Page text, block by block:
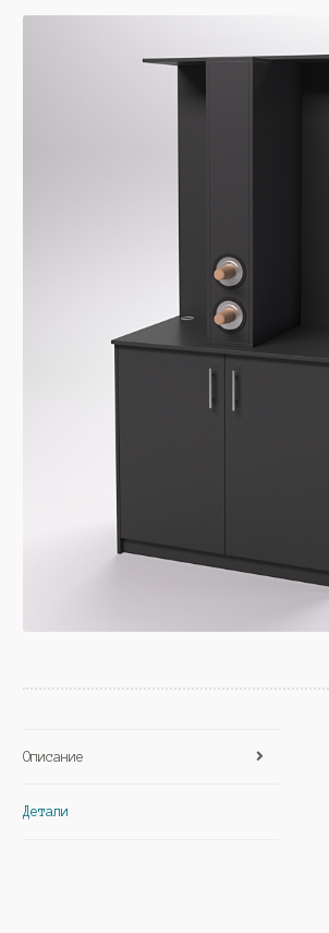
Описание
Детали